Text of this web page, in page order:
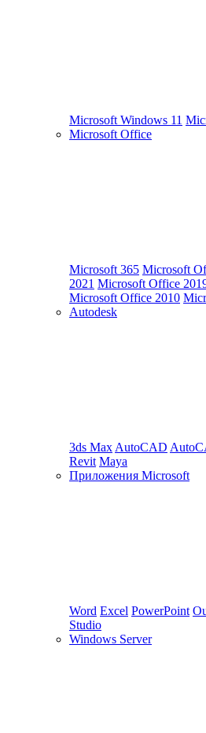
Microsoft Windows 11
Microsoft Office
Microsoft 365 Microsoft
2021 Microsoft Office
Microsoft Office 2010
Autodesk
3ds Max AutoCAD
Revit Maya
Приложения Microsoft
Word Excel PowerPoint
Studio
Windows Server